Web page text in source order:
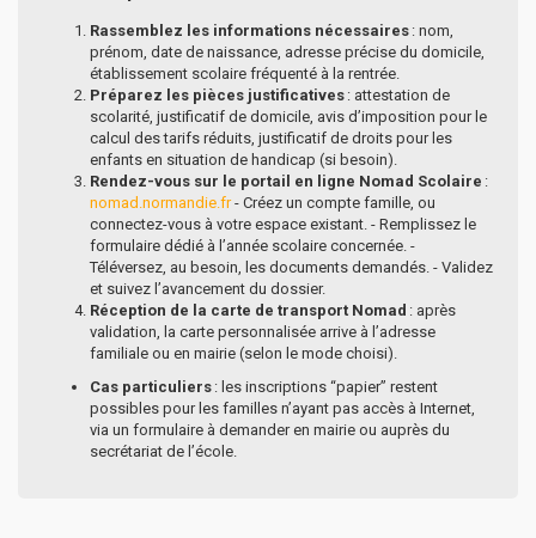
Rassemblez les informations nécessaires : nom,
prénom, date de naissance, adresse précise du domicile,
établissement scolaire fréquenté à la rentrée.
Préparez les pièces justificatives : attestation de
scolarité, justificatif de domicile, avis d’imposition pour le
calcul des tarifs réduits, justificatif de droits pour les
enfants en situation de handicap (si besoin).
Rendez-vous sur le portail en ligne Nomad Scolaire :
nomad.normandie.fr- Créez un compte famille, ou
connectez-vous à votre espace existant. - Remplissez le
formulaire dédié à l’année scolaire concernée. -
Téléversez, au besoin, les documents demandés. - Validez
et suivez l’avancement du dossier.
Réception de la carte de transport Nomad : après
validation, la carte personnalisée arrive à l’adresse
familiale ou en mairie (selon le mode choisi).
Cas particuliers : les inscriptions “papier” restent
possibles pour les familles n’ayant pas accès à Internet,
via un formulaire à demander en mairie ou auprès du
secrétariat de l’école.